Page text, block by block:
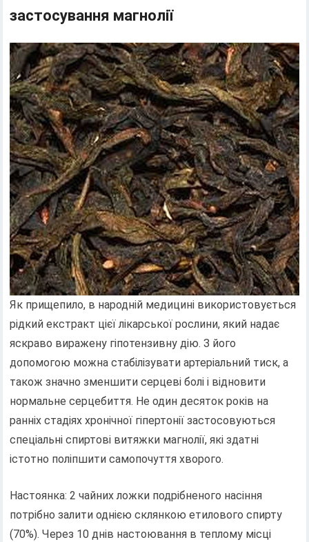
застосування магнолії
Як прищепило, в народній медицині використовується
рідкий екстракт цієї лікарської рослини, який надає
яскраво виражену гіпотензивну дію. З його
допомогою можна стабілізувати артеріальний тиск, а
також значно зменшити серцеві болі і відновити
нормальне серцебиття. Не один десяток років на
ранніх стадіях хронічної гіпертонії застосовуються
спеціальні спиртові витяжки магнолії, які здатні
істотно поліпшити самопочуття хворого.
Настоянка: 2 чайних ложки подрібненого насіння
потрібно залити однією склянкою етилового спирту
(70%). Через 10 днів настоювання в теплому місці